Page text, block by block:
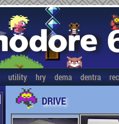
utility hry dema dentra
DRIVE